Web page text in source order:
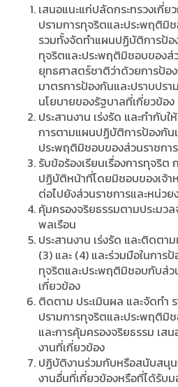
เสนอแนะแก่ปลัดกระทรวงเกี่ย
ปรามการทุจริตและประพฤติมิ
รวมทั้งจัดทำแผนปฏิบัติการป้อ
ทุจริตและประพฤติมิชอบของส่
ยุทธศาสตร์ชาติว่าด้วยการป้อ
มาตรการป้องกันและปราบปร
นโยบายของรัฐบาลที่เกี่ยวข้อ
ประสานงาน เร่งรัด และกำกับ
การตามแผนปฏิบัติการป้องกัน
ประพฤติมิชอบของส่วนราชการ
รับข้อร้องเรียนเรื่องการทุจริต
ปฏิบัติหน้าที่โดยมิชอบของเจ้า
ต่อไปยังส่วนราชการและหน่วย
คุ้มครองจริยธรรมตามประมว
พลเรือน
ประสานงาน เร่งรัด และติดตา
(3) และ (4) และร่วมมือในการ
ทุจริตและประพฤติมิชอบกับส่ว
เกี่ยวข้อง
ติดตาม ประเมินผล และจัดทำ
ปรามการทุจริตและประพฤติมิ
และการคุ้มครองจริยธรรม เส
งานที่เกี่ยวข้อง
ปฏิบัติงานร่วมกับหรือสนับสนุ
งานอื่นที่เกี่ยวข้องหรือที่ได้รับ